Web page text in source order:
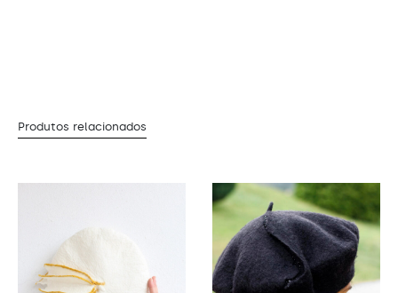
Produtos relacionados